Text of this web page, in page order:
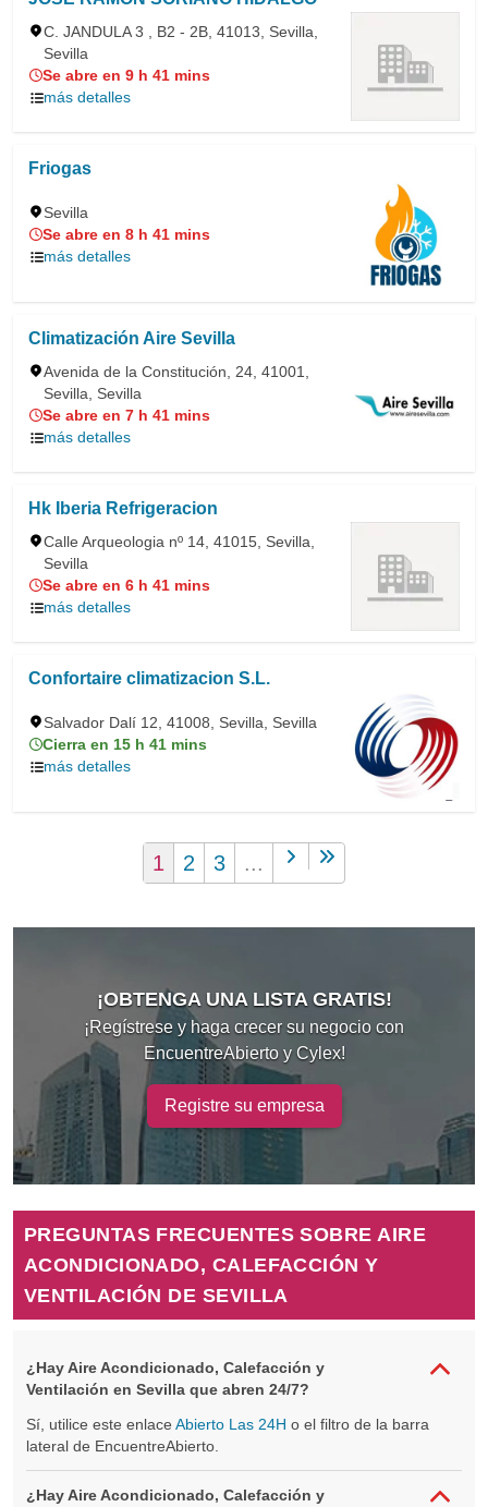
C. JANDULA 3 , B2 - 2B, 41013, Sevilla,
Sevilla
Se abre en 9 h 41 mins
más detalles
Friogas
Sevilla
Se abre en 8 h 41 mins
más detalles
Climatización Aire Sevilla
Avenida de la Constitución, 24, 41001,
Sevilla, Sevilla
Se abre en 7 h 41 mins
más detalles
Hk Iberia Refrigeracion
Calle Arqueologia nº 14, 41015, Sevilla,
Sevilla
Se abre en 6 h 41 mins
más detalles
Confortaire climatizacion S.L.
Salvador Dalí 12, 41008, Sevilla, Sevilla
Cierra en 15 h 41 mins
más detalles
1 2 3 ...
¡OBTENGA UNA LISTA GRATIS!
¡Regístrese y haga crecer su negocio con
EncuentreAbierto y Cylex!
Registre su empresa
PREGUNTAS FRECUENTES SOBRE AIRE
ACONDICIONADO, CALEFACCIÓN Y
VENTILACIÓN DE SEVILLA
¿Hay Aire Acondicionado, Calefacción y
Ventilación en Sevilla que abren 24/7?
Sí, utilice este enlace Abierto Las 24H o el filtro de la barra
lateral de EncuentreAbierto.
¿Hay Aire Acondicionado, Calefacción y